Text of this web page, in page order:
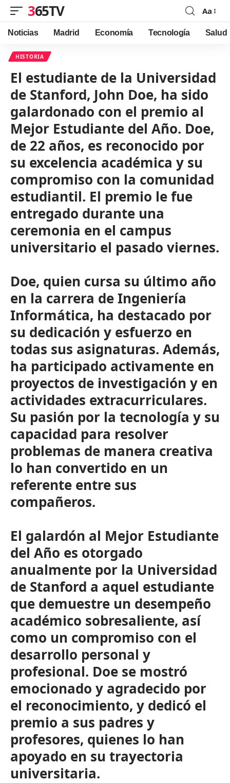
365TV
Font
Resizer
Aa
Noticias Madrid Economía Tecnología Salud
HISTORIA
El estudiante de la Universidad
de Stanford, John Doe, ha sido
galardonado con el premio al
Mejor Estudiante del Año. Doe,
de 22 años, es reconocido por
su excelencia académica y su
compromiso con la comunidad
estudiantil. El premio le fue
entregado durante una
ceremonia en el campus
universitario el pasado viernes.
Doe, quien cursa su último año
en la carrera de Ingeniería
Informática, ha destacado por
su dedicación y esfuerzo en
todas sus asignaturas. Además,
ha participado activamente en
proyectos de investigación y en
actividades extracurriculares.
Su pasión por la tecnología y su
capacidad para resolver
problemas de manera creativa
lo han convertido en un
referente entre sus
compañeros.
El galardón al Mejor Estudiante
del Año es otorgado
anualmente por la Universidad
de Stanford a aquel estudiante
que demuestre un desempeño
académico sobresaliente, así
como un compromiso con el
desarrollo personal y
profesional. Doe se mostró
emocionado y agradecido por
el reconocimiento, y dedicó el
premio a sus padres y
profesores, quienes lo han
apoyado en su trayectoria
universitaria.